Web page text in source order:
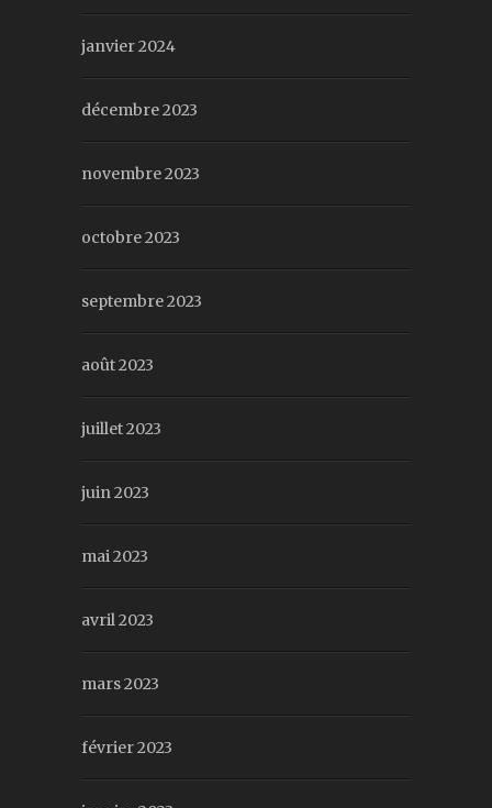
janvier 2024
décembre 2023
novembre 2023
octobre 2023
septembre 2023
août 2023
juillet 2023
juin 2023
mai 2023
avril 2023
mars 2023
février 2023